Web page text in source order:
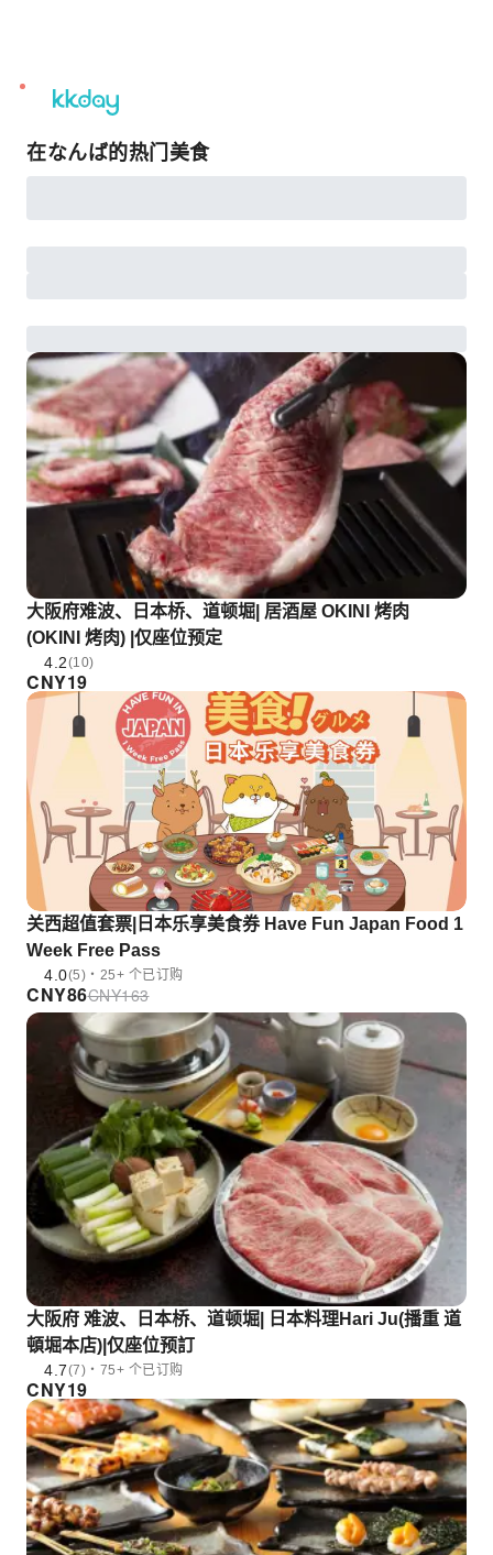
unread
notifications
在なんば的热门美食
大阪府难波、日本桥、道顿堀| 居酒屋 OKINI 烤肉
(OKINI 烤肉) |仅座位预定
4.2(10)
CNY19
关西超值套票|日本乐享美食券 Have Fun Japan Food 1
Week Free Pass
4.0(5)・25+ 个已订购
CNY86CNY163
大阪府 难波、日本桥、道顿堀| 日本料理Hari Ju(播重 道
頓堀本店)|仅座位预訂
4.7(7)・75+ 个已订购
CNY19